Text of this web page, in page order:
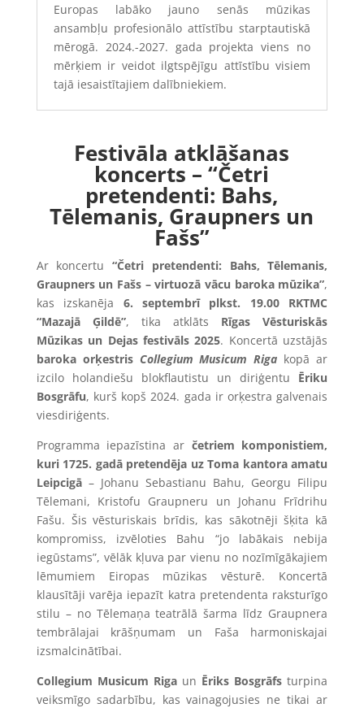
Europas labāko jauno senās mūzikas
ansambļu profesionālo attīstību starptautiskā
mērogā. 2024.-2027. gada projekta viens no
mērķiem ir veidot ilgtspējīgu attīstību visiem
tajā iesaistītajiem dalībniekiem.
Festivāla atklāšanas
koncerts – “Četri
pretendenti: Bahs,
Tēlemanis, Graupners un
Fašs”
Ar koncertu“Četri pretendenti: Bahs, Tēlemanis,
Graupners un Fašs – virtuozā vācu baroka mūzika”,
kas izskanēja 6. septembrī plkst. 19.00 RKTMC
“Mazajā Ģildē”, tika atklāts Rīgas Vēsturiskās
Mūzikas un Dejas festivāls 2025. Koncertā uzstājās
baroka orķestris Collegium Musicum Riga kopā ar
izcilo holandiešu blokflautistu un diriģentu Ēriku
Bosgrāfu, kurš kopš 2024. gada ir orķestra galvenais
viesdiriģents.
Programma iepazīstina ar četriem komponistiem,
kuri 1725. gadā pretendēja uz Toma kantora amatu
Leipcigā– Johanu Sebastianu Bahu, Georgu Filipu
Tēlemani, Kristofu Graupneru un Johanu Frīdrihu
Fašu. Šis vēsturiskais brīdis, kas sākotnēji šķita kā
kompromiss, izvēloties Bahu “jo labākais nebija
iegūstams”, vēlāk kļuva par vienu no nozīmīgākajiem
lēmumiem Eiropas mūzikas vēsturē. Koncertā
klausītāji varēja iepazīt katra pretendenta raksturīgo
stilu – no Tēlemaņa teatrālā šarma līdz Graupnera
tembrālajai krāšņumam un Faša harmoniskajai
izsmalcinātībai.
Collegium Musicum Rigaun Ēriks Bosgrāfs turpina
veiksmīgo sadarbību, kas vainagojusies ne tikai ar